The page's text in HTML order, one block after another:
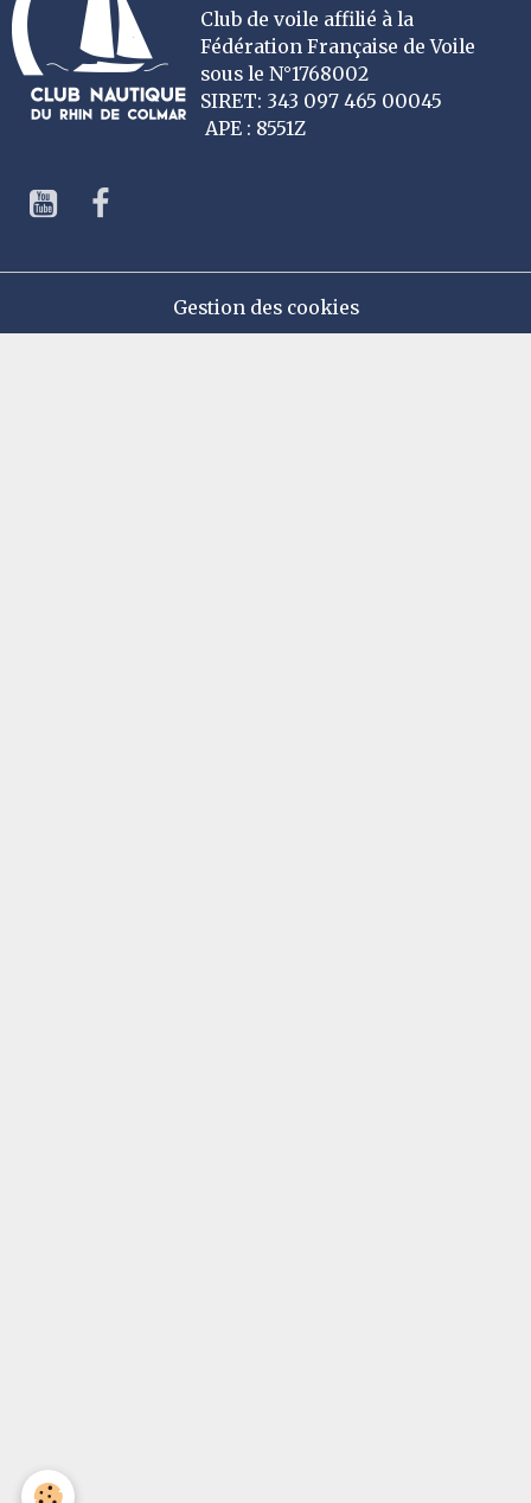
Club de voile affilié à la
Fédération Française de Voile
sous le N°1768002
SIRET: 343 097 465 00045
APE : 8551Z
Gestion des cookies